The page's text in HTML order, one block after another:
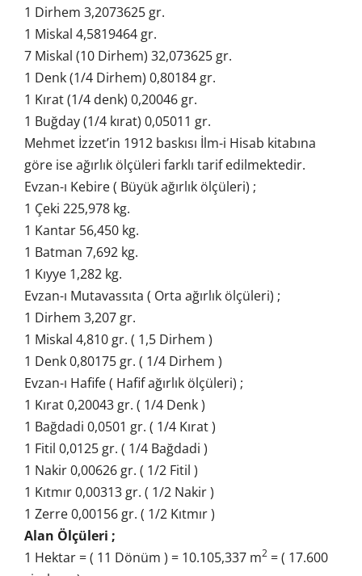
1 Dirhem 3,2073625 gr.
1 Miskal 4,5819464 gr.
7 Miskal (10 Dirhem) 32,073625 gr.
1 Denk (1/4 Dirhem) 0,80184 gr.
1 Kırat (1/4 denk) 0,20046 gr.
1 Buğday (1/4 kırat) 0,05011 gr.
Mehmet İzzet’in 1912 baskısı İlm-i Hisab kitabına
göre ise ağırlık ölçüleri farklı tarif edilmektedir.
Evzan-ı Kebire ( Büyük ağırlık ölçüleri) ;
1 Çeki 225,978 kg.
1 Kantar 56,450 kg.
1 Batman 7,692 kg.
1 Kıyye 1,282 kg.
Evzan-ı Mutavassıta ( Orta ağırlık ölçüleri) ;
1 Dirhem 3,207 gr.
1 Miskal 4,810 gr. ( 1,5 Dirhem )
1 Denk 0,80175 gr. ( 1/4 Dirhem )
Evzan-ı Hafife ( Hafif ağırlık ölçüleri) ;
1 Kırat 0,20043 gr. ( 1/4 Denk )
1 Bağdadi 0,0501 gr. ( 1/4 Kırat )
1 Fitil 0,0125 gr. ( 1/4 Bağdadi )
1 Nakir 0,00626 gr. ( 1/2 Fitil )
1 Kıtmır 0,00313 gr. ( 1/2 Nakir )
1 Zerre 0,00156 gr. ( 1/2 Kıtmır )
Alan Ölçüleri ;
1 Hektar = ( 11 Dönüm ) = 10.105,337 m2 = ( 17.600